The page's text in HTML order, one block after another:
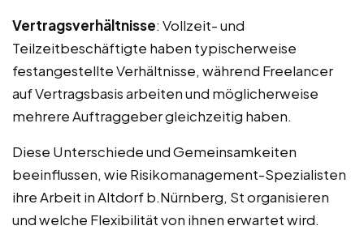
Vertragsverhältnisse: Vollzeit- und
Teilzeitbeschäftigte haben typischerweise
festangestellte Verhältnisse, während Freelancer
auf Vertragsbasis arbeiten und möglicherweise
mehrere Auftraggeber gleichzeitig haben.
Diese Unterschiede und Gemeinsamkeiten
beeinflussen, wie Risikomanagement-Spezialisten
ihre Arbeit in Altdorf b.Nürnberg, St organisieren
und welche Flexibilität von ihnen erwartet wird.